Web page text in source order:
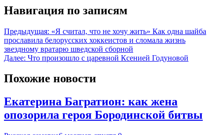
Навигация по записям
Предыдущая: «Я считал, что не хочу жить» Как одна шайба
прославила белорусских хоккеистов и сломала жизнь
звездному вратарю шведской сборной
Далее: Что произошло с царевной Ксенией Годуновой
Похожие новости
Екатерина Багратион: как жена
опозорила героя Бородинской битвы